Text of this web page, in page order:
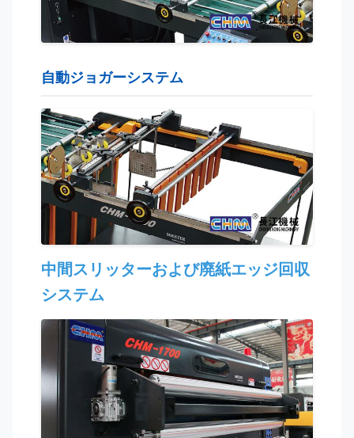
自動ジョガーシステム
中間スリッターおよび廃紙エッジ回収
システム